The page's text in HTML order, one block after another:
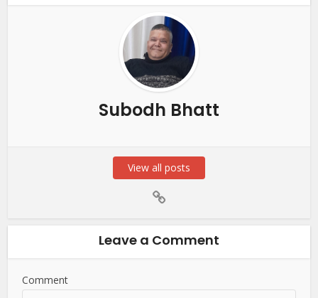
Subodh Bhatt
View all posts
Leave a Comment
Comment